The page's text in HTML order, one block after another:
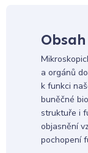
a orgánů
k funkci
buněčné
struktuře i
objasnění
pochopení